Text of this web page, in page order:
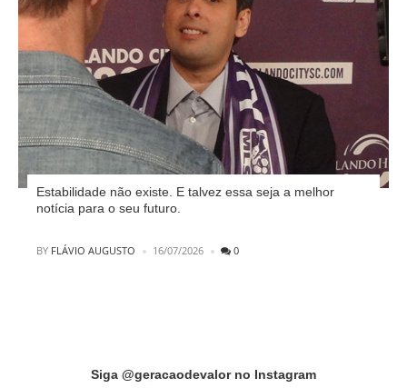
Estabilidade não existe. E talvez essa seja a melhor
notícia para o seu futuro.
POSTED
BY FLÁVIO AUGUSTO 16/07/2026 0
Instagram did not return a 200.
Siga @geracaodevalor no Instagram